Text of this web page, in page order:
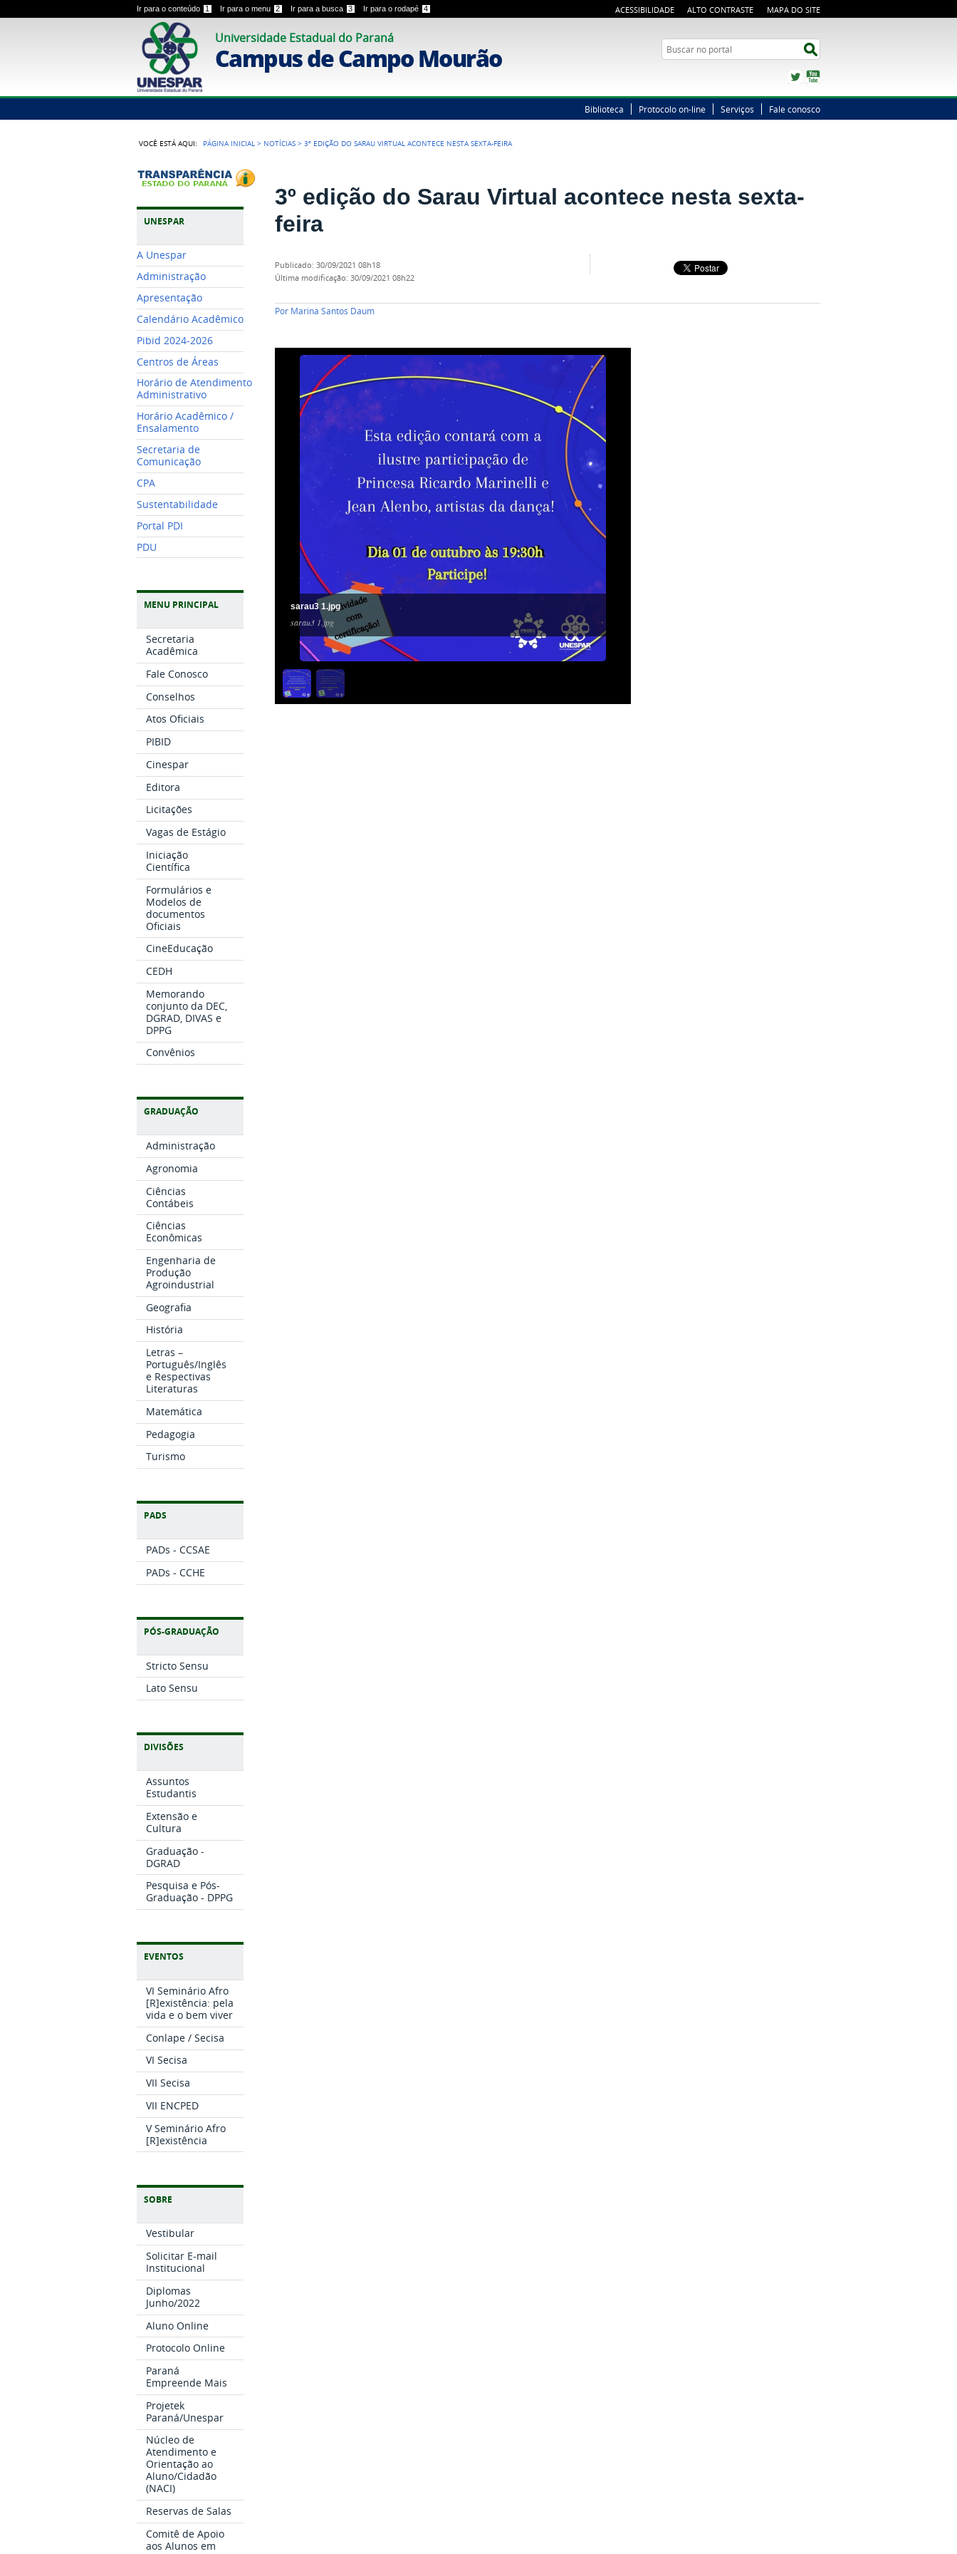
Ir para o conteúdo 1 Ir para o menu 2 Ir para a busca 3 Ir para o rodapé 4 ACESSIBILIDADE ALTO CONTRASTE MAPA DO SITE
Universidade Estadual do Paraná
Campus de Campo Mourão Busca
Twitter
Biblioteca Protocolo on-line Serviços Fale conosco
VOCÊ ESTÁ AQUI: PÁGINA INICIAL > NOTÍCIAS >3º EDIÇÃO DO SARAU VIRTUAL ACONTECE NESTA SEXTA-FEIRA
UNESPAR
A Unespar
Administração
Apresentação
Calendário Acadêmico
Pibid 2024-2026
Centros de Áreas
Horário de Atendimento
Administrativo
Horário Acadêmico /
Ensalamento
Secretaria de
Comunicação
CPA
Sustentabilidade
Portal PDI
PDU
MENU PRINCIPAL
Secretaria
Acadêmica
Fale Conosco
Conselhos
Atos Oficiais
PIBID
Cinespar
Editora
Licitações
Vagas de Estágio
Iniciação
Científica
Formulários e
Modelos de
documentos
Oficiais
CineEducação
CEDH
Memorando
conjunto da DEC,
DGRAD, DIVAS e
DPPG
Convênios
GRADUAÇÃO
Administração
Agronomia
Ciências
Contábeis
Ciências
Econômicas
Engenharia de
Produção
Agroindustrial
Geografia
História
Letras –
Português/Inglês
e Respectivas
Literaturas
Matemática
Pedagogia
Turismo
PADS
PADs - CCSAE
PADs - CCHE
PÓS-GRADUAÇÃO
Stricto Sensu
Lato Sensu
DIVISÕES
Assuntos
Estudantis
Extensão e
Cultura
Graduação -
DGRAD
Pesquisa e Pós-
Graduação - DPPG
EVENTOS
VI Seminário Afro
[R]existência: pela
vida e o bem viver
Conlape / Secisa
VI Secisa
VII Secisa
VII ENCPED
V Seminário Afro
[R]existência
SOBRE
Vestibular
Solicitar E-mail
Institucional
Diplomas
Junho/2022
Aluno Online
Protocolo Online
Paraná
Empreende Mais
Projetek
Paraná/Unespar
Núcleo de
Atendimento e
Orientação ao
Aluno/Cidadão
(NACI)
Reservas de Salas
Comitê de Apoio
aos Alunos em
3º edição do Sarau Virtual acontece nesta sexta-
feira
publicado:30/09/2021 08h18
última modificação:30/09/2021 08h22
Por Marina Santos Daum
sarau3 1.jpg
sarau3 1.jpg